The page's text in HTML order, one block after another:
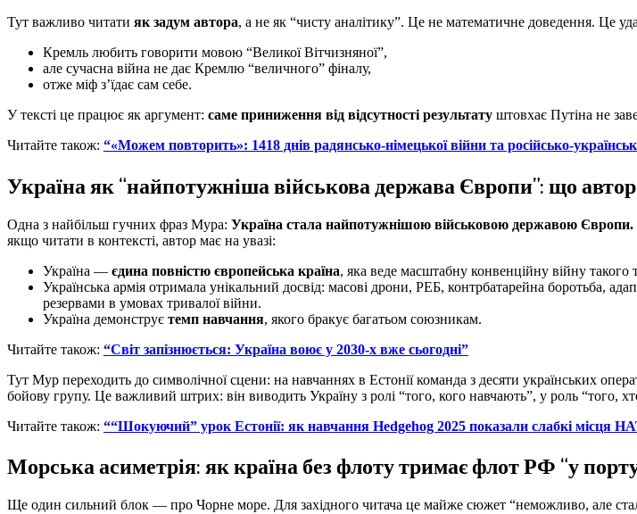
Тут важливо читати як задум автора, а не як “чисту аналітику”. Це не математичне доведення. Це
Кремль любить говорити мовою “Великої Вітчизняної”,
але сучасна війна не дає Кремлю “величного” фіналу,
отже міф з’їдає сам себе.
У тексті це працює як аргумент: саме приниження від відсутності результату штовхає Путіна не
Читайте також: “«Можем повторить»: 1418 днів радянсько-німецької війни та російсько-
Україна як “найпотужніша військова держава Європи”: що
Одна з найбільш гучних фраз Мура: Україна стала найпотужнішою військовою державою Європи.
якщо читати в контексті, автор має на увазі:
Україна — єдина повністю європейська країна, яка веде масштабну конвенційну війну такого
Українська армія отримала унікальний досвід: масові дрони, РЕБ, контрбатарейна боротьба,
резервами в умовах тривалої війни.
Україна демонструє темп навчання, якого бракує багатьом союзникам.
Читайте також: “Світ запізнюється: Україна воює у 2030-х вже сьогодні”
Тут Мур переходить до символічної сцени: на навчаннях в Естонії команда з десяти українських
бойову групу. Це важливий штрих: він виводить Україну з ролі “того, кого навчають”, у роль “того,
Читайте також: ““Шокуючий” урок Естонії: як навчання Hedgehog 2025 показали слабкі місця
Морська асиметрія: як країна без флоту тримає флот РФ “у
Ще один сильний блок — про Чорне море. Для західного читача це майже сюжет “неможливо, але